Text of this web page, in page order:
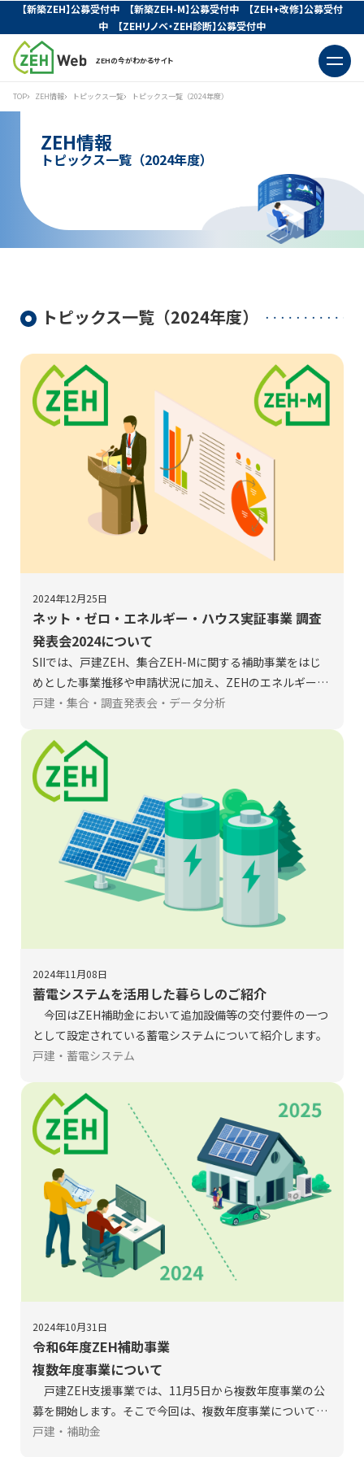
【新築ZEH】公募受付中 【新築ZEH-M】公募受付中 【ZEH+改修】公募受付
中 【ZEHリノベ・ZEH診断】公募受付中
ZEHの今がわかるサイト
TOP ZEH情報 トピックス一覧 トピックス一覧（2024年度）
ZEH情報
トピックス一覧（2024年度）
トピックス一覧（2024年度）
2024年12月25日
ネット・ゼロ・エネルギー・ハウス実証事業 調査
発表会2024について
SIIでは、戸建ZEH、集合ZEH-Mに関する補助事業をはじ
めとした事業推移や申請状況に加え、ZEHのエネルギー使
用状況に関する調査・分析を行っています。この度、「ネ
2024」として、今年度の調査結果を公表しました。今回
は、その内容を一部紹介します。
戸建・集合・調査発表会・データ分析
2024年11月08日
蓄電システムを活用した暮らしのご紹介
今回はZEH補助金において追加設備等の交付要件の一つ
として設定されている蓄電システムについて紹介します。
戸建・蓄電システム
2024年10月31日
令和6年度ZEH補助事業
複数年度事業について
戸建ZEH支援事業では、11月5日から複数年度事業の公
募を開始します。そこで今回は、複数年度事業についてご
紹介します。単年度事業との違いについても記載しており
戸建・補助金